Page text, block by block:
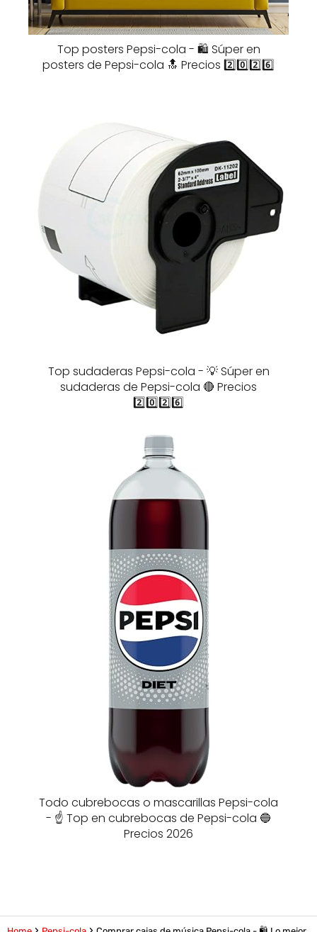
Top posters Pepsi-cola - 🛍️ Súper en
posters de Pepsi-cola 🔝 Precios 2️⃣0️⃣2️⃣6️⃣
Top sudaderas Pepsi-cola - 💡 Súper en
sudaderas de Pepsi-cola 🔴 Precios
2️⃣0️⃣2️⃣6️⃣
Todo cubrebocas o mascarillas Pepsi-cola
- ☝️ Top en cubrebocas de Pepsi-cola 🔵
Precios 2026